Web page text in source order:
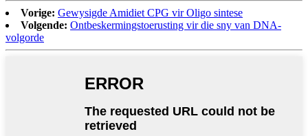
Vorige: Gewysigde Amidiet CPG vir Oligo sintese
Volgende: Ontbeskermingstoerusting vir die sny van DNA-
volgorde